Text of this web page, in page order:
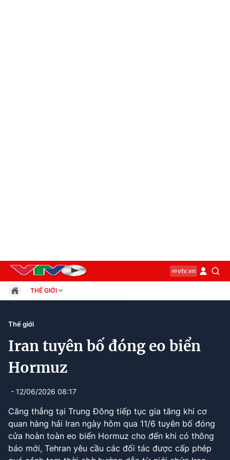
vtv.vn
THẾ GIỚI
Xã hội
Thế giới
Công nghệ
Current
0:13 / Duration
0:44
Thế giới
Iran tuyên bố đóng eo biển
Hormuz
- 12/06/2026 08:17
Căng thẳng tại Trung Đông tiếp tục gia tăng khi cơ
quan hàng hải Iran ngày hôm qua 11/6 tuyên bố đóng
cửa hoàn toàn eo biển Hormuz cho đến khi có thông
báo mới, Tehran yêu cầu các đối tác được cấp phép